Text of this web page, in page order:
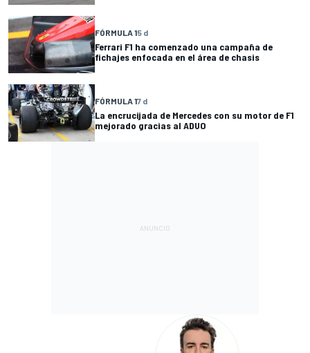
FÓRMULA 15 d
Ferrari F1 ha comenzado una campaña de
fichajes enfocada en el área de chasis
FÓRMULA 17 d
La encrucijada de Mercedes con su motor de F1
mejorado gracias al ADUO